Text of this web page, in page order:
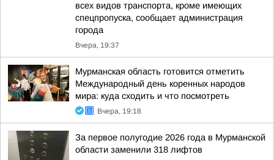
всех видов транспорта, кроме имеющих
спецпропуска, сообщает администрация
города
Вчера, 19:37
Мурманская область готовится отметить
Международный день коренных народов
мира: куда сходить и что посмотреть
Вчера, 19:18
За первое полугодие 2026 года в Мурманской
области заменили 318 лифтов